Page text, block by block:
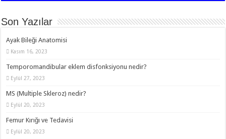
Son Yazılar
Ayak Bileği Anatomisi
Kasım 16, 2023
Temporomandibular eklem disfonksiyonu nedir?
Eylül 27, 2023
MS (Multiple Skleroz) nedir?
Eylül 20, 2023
Femur Kırığı ve Tedavisi
Eylül 20, 2023